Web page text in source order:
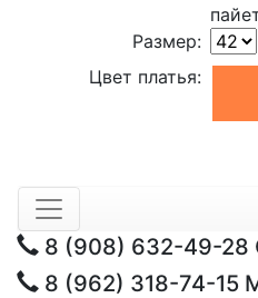
Размер:
Цвет платья:
8 (908) 632-49-28
8 (962) 318-74-15